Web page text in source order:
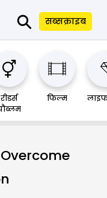
⚲ सब्सक्राइब
रीडर्स
फिल्म